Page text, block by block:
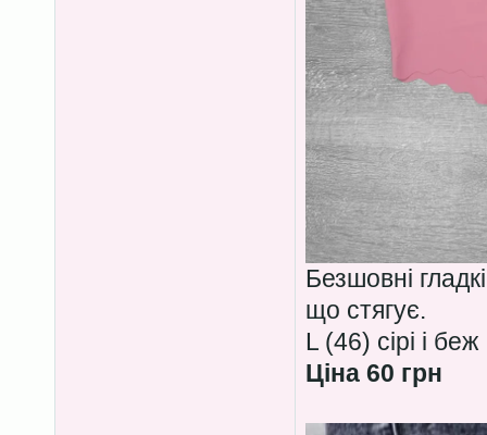
Безшовні
що стягує.
L (46) сірі і беж
Ціна 60 грн